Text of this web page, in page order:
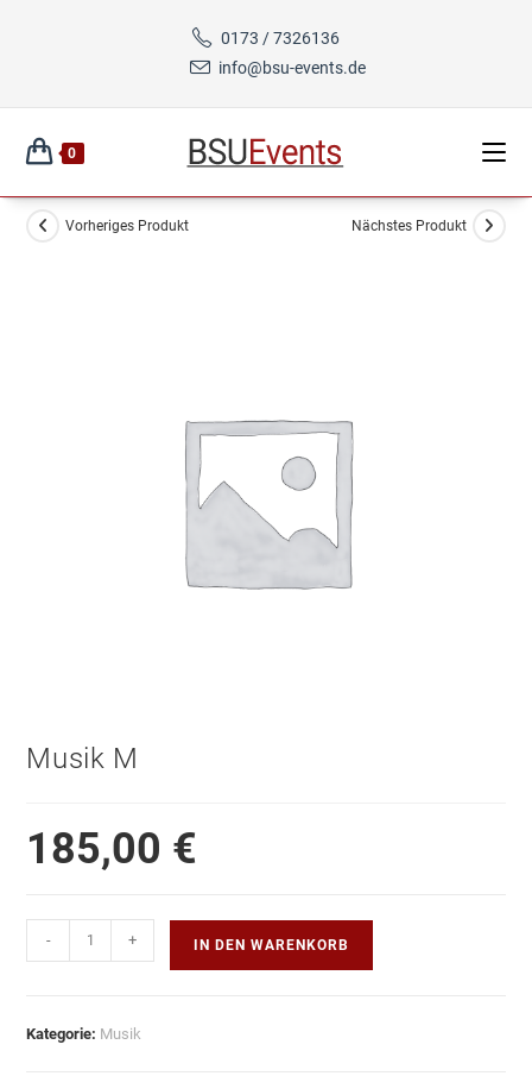
0173 / 7326136
info@bsu-events.de
0
Vorheriges Produkt Nächstes Produkt
Musik M
185,00 €
M
- + IN DEN WARENKORB
Kategorie: Musik